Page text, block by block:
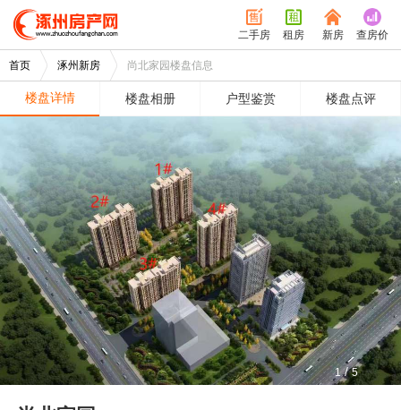
二手房 租房 新房 查房价
首页 涿州新房 尚北家园楼盘信息
楼盘详情 楼盘相册 户型鉴赏 楼盘点评
1/5